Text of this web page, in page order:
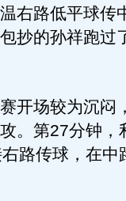
右路低平球传
抄的孙祥跑过
场较为沉闷
。第27分钟
路传球，在